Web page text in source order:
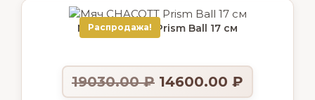
Распродажа!
Мяч CHACOTT Prism Ball 17 см
19030.00₽ 14600.00 ₽